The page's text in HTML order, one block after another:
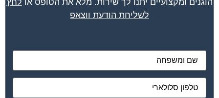
לשליחת הודעת ווצאפ